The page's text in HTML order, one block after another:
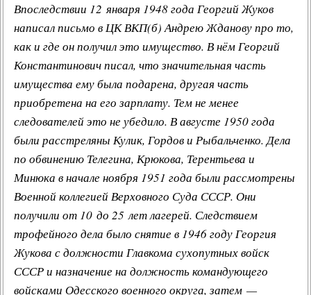
Впоследствии 12 января 1948 года Георгий Жуков
написал письмо в ЦК ВКП(б) Андрею Жданову про то,
как и где он получил это имущество. В нём Георгий
Константинович писал, что значительная часть
имущества ему была подарена, другая часть
приобретена на его зарплату. Тем не менее
следователей это не убедило. В августе 1950 года
были расстреляны Кулик, Гордов и Рыбальченко. Дела
по обвинению Телегина, Крюкова, Терентьева и
Минюка в начале ноября 1951 года были рассмотрены
Военной коллегией Верховного Суда СССР. Они
получили от 10 до 25 лет лагерей. Следствием
трофейного дела было снятие в 1946 году Георгия
Жукова с должности Главкома сухопутных войск
СССР и назначение на должность командующего
войсками Одесского военного округа, затем —